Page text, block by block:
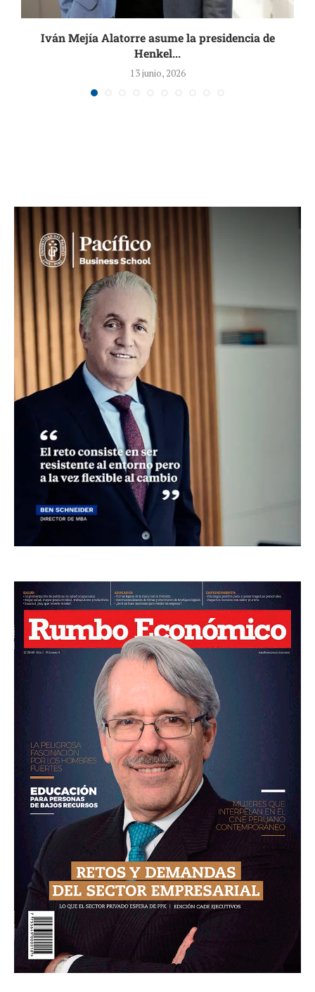
Iván Mejía Alatorre asume la presidencia de
Henkel...
13 junio, 2026